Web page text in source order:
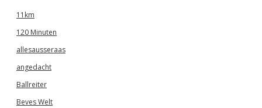
11km
120 Minuten
allesausseraas
angedacht
Ballreiter
Beves Welt